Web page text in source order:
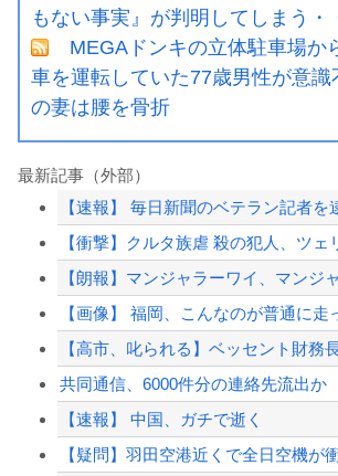
もない事実』が判明してしまう・
MEGAドンキの立体駐車場
車を運転していた77歳男性が意
の妻は腰を骨折
最新記事（外部）
【速報】 中国、ガチで逝く